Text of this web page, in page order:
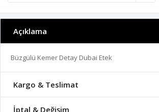
Açıklama
Büzgülü Kemer Detay Dubai Etek
Kargo & Teslimat
İptal & Değişim